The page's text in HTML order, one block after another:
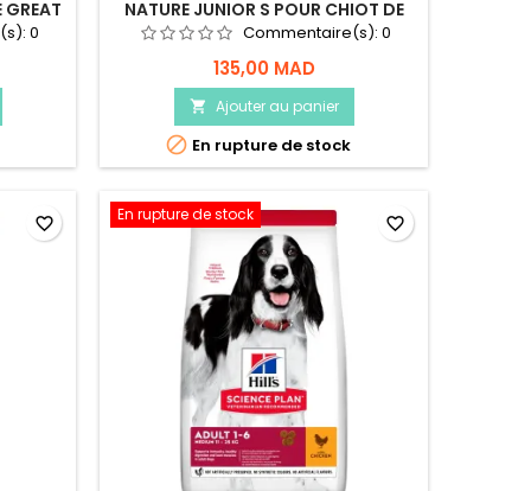
GREAT
0
NATURE JUNIOR S POUR CHIOT DE
PETITE TAILLE – 3KG
Commentaire(s): 0
135,00 MAD
 Ajouter au panier
 En rupture de stock
favorite_border En rupture de stock favorite_border